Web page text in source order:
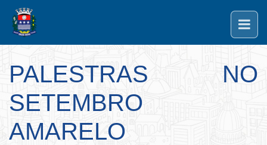
PALESTRAS NO
SETEMBRO
AMARELO